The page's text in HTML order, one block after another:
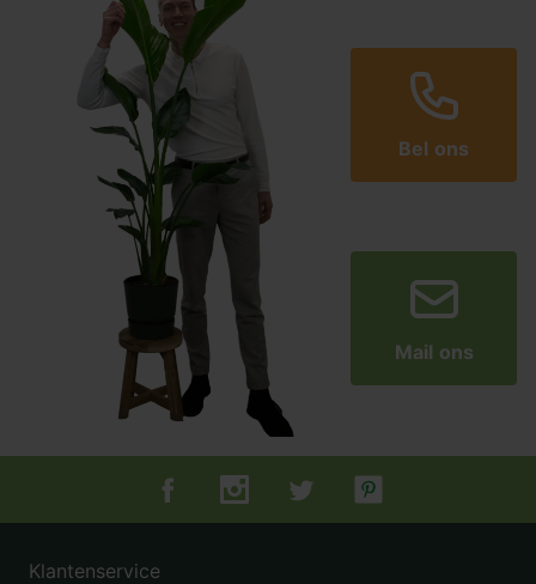
Bel ons
Mail ons
Tuincentrum.nl op Facebook
Tuincentrum.nl op Instagram
Tuincentrum.nl op Twitter
Tuincentrum.nl op
Klantenservice